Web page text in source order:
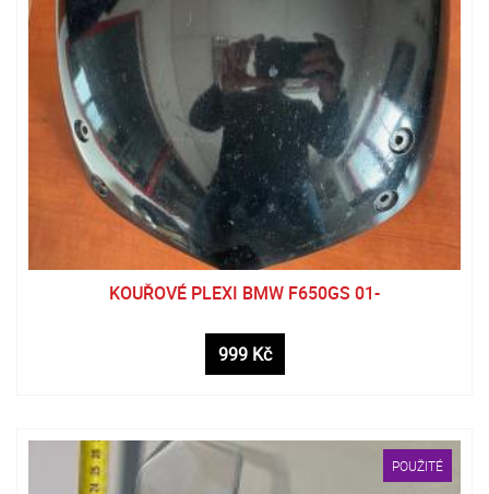
KOUŘOVÉ PLEXI BMW F650GS 01-
999 Kč
POUŽITÉ